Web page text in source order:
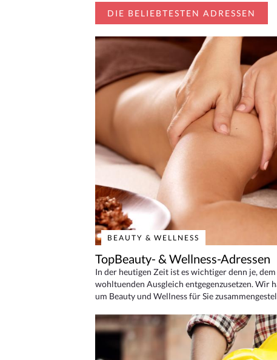
DIE BELIEBTESTEN ADRESSEN
BEAUTY & WELLNESS
TopBeauty- & Wellness-Adressen
In der heutigen Zeit ist es wichtiger denn je,
wohltuenden Ausgleich entgegenzusetzen. Wir
um Beauty und Wellness für Sie